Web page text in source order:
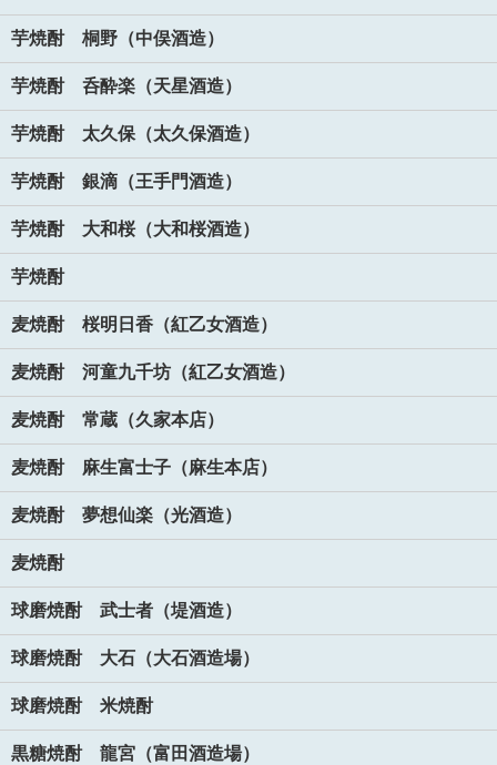
芋焼酎 桐野（中俣酒造）
芋焼酎 呑酔楽（天星酒造）
芋焼酎 太久保（太久保酒造）
芋焼酎 銀滴（王手門酒造）
芋焼酎 大和桜（大和桜酒造）
芋焼酎
麦焼酎 桜明日香（紅乙女酒造）
麦焼酎 河童九千坊（紅乙女酒造）
麦焼酎 常蔵（久家本店）
麦焼酎 麻生富士子（麻生本店）
麦焼酎 夢想仙楽（光酒造）
麦焼酎
球磨焼酎 武士者（堤酒造）
球磨焼酎 大石（大石酒造場）
球磨焼酎 米焼酎
黒糖焼酎 龍宮（富田酒造場）